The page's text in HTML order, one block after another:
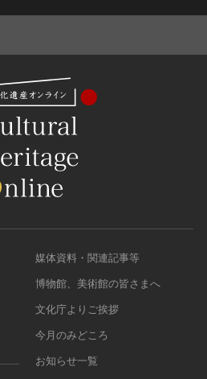
媒体資料・関連記事等
博物館、美術館の皆さまへ
文化庁よりご挨拶
今月のみどころ
お知らせ一覧